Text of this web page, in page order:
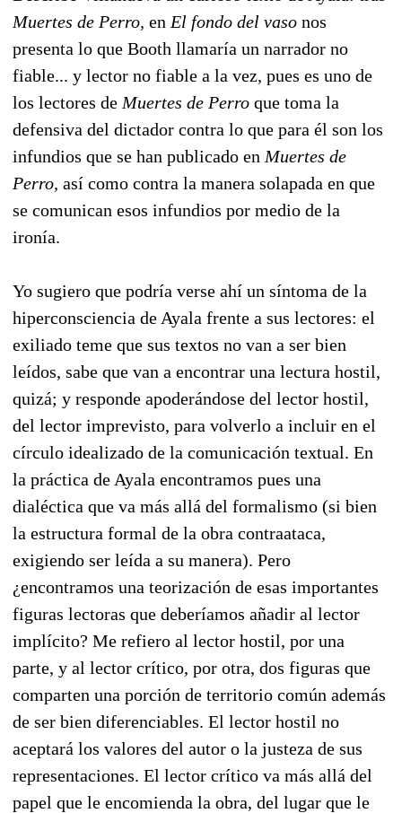
Muertes de Perro, en El fondo del vaso nos
presenta lo que Booth llamaría un narrador no
fiable... y lector no fiable a la vez, pues es uno de
los lectores de Muertes de Perro que toma la
defensiva del dictador contra lo que para él son los
infundios que se han publicado en Muertes de
Perro, así como contra la manera solapada en que
se comunican esos infundios por medio de la
ironía.
Yo sugiero que podría verse ahí un síntoma de la
hiperconsciencia de Ayala frente a sus lectores: el
exiliado teme que sus textos no van a ser bien
leídos, sabe que van a encontrar una lectura hostil,
quizá; y responde apoderándose del lector hostil,
del lector imprevisto, para volverlo a incluir en el
círculo idealizado de la comunicación textual. En
la práctica de Ayala encontramos pues una
dialéctica que va más allá del formalismo (si bien
la estructura formal de la obra contraataca,
exigiendo ser leída a su manera). Pero
¿encontramos una teorización de esas importantes
figuras lectoras que deberíamos añadir al lector
implícito? Me refiero al lector hostil, por una
parte, y al lector crítico, por otra, dos figuras que
comparten una porción de territorio común además
de ser bien diferenciables. El lector hostil no
aceptará los valores del autor o la justeza de sus
representaciones. El lector crítico va más allá del
papel que le encomienda la obra, del lugar que le